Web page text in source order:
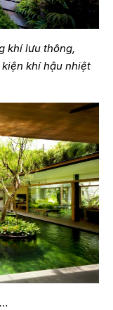
khí lưu thông,
khí hậu nhiệt